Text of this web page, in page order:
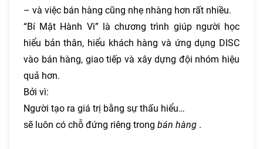
– và việc bán hàng cũng nhẹ nhàng hơn rất nhiều.
“Bí Mật Hành Vi” là chương trình giúp người học
hiểu bản thân, hiểu khách hàng và ứng dụng DISC
vào bán hàng, giao tiếp và xây dựng đội nhóm hiệu
quả hơn.
Bởi vì:
Người tạo ra giá trị bằng sự thấu hiểu…
sẽ luôn có chỗ đứng riêng trong bán hàng .